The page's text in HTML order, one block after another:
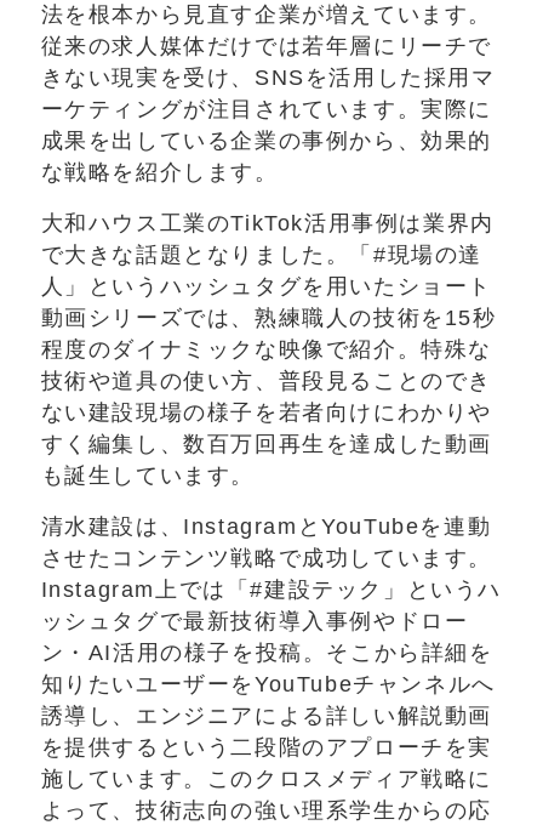
法を根本から見直す企業が増えています。
従来の求人媒体だけでは若年層にリーチで
きない現実を受け、SNSを活用した採用マ
ーケティングが注目されています。実際に
成果を出している企業の事例から、効果的
な戦略を紹介します。
大和ハウス工業のTikTok活用事例は業界内
で大きな話題となりました。「#現場の達
人」というハッシュタグを用いたショート
動画シリーズでは、熟練職人の技術を15秒
程度のダイナミックな映像で紹介。特殊な
技術や道具の使い方、普段見ることのでき
ない建設現場の様子を若者向けにわかりや
すく編集し、数百万回再生を達成した動画
も誕生しています。
清水建設は、InstagramとYouTubeを連動
させたコンテンツ戦略で成功しています。
Instagram上では「#建設テック」というハ
ッシュタグで最新技術導入事例やドロー
ン・AI活用の様子を投稿。そこから詳細を
知りたいユーザーをYouTubeチャンネルへ
誘導し、エンジニアによる詳しい解説動画
を提供するという二段階のアプローチを実
施しています。このクロスメディア戦略に
よって、技術志向の強い理系学生からの応